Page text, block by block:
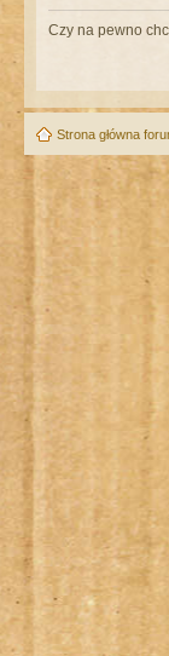
Czy na pewno
Strona główna